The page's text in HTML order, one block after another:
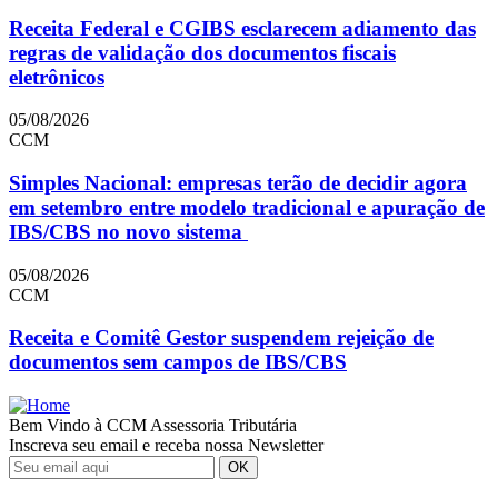
Receita Federal e CGIBS esclarecem adiamento das
regras de validação dos documentos fiscais
eletrônicos
05/08/2026
CCM
Simples Nacional: empresas terão de decidir agora
em setembro entre modelo tradicional e apuração de
IBS/CBS no novo sistema
05/08/2026
CCM
Receita e Comitê Gestor suspendem rejeição de
documentos sem campos de IBS/CBS
Bem Vindo à CCM Assessoria Tributária
Inscreva seu email e receba nossa Newsletter